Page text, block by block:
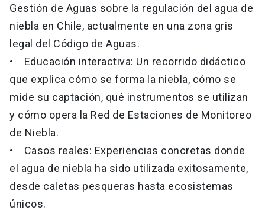
Gestión de Aguas sobre la regulación del agua de
niebla en Chile, actualmente en una zona gris
legal del Código de Aguas.
• Educación interactiva: Un recorrido didáctico
que explica cómo se forma la niebla, cómo se
mide su captación, qué instrumentos se utilizan
y cómo opera la Red de Estaciones de Monitoreo
de Niebla.
• Casos reales: Experiencias concretas donde
el agua de niebla ha sido utilizada exitosamente,
desde caletas pesqueras hasta ecosistemas
únicos.